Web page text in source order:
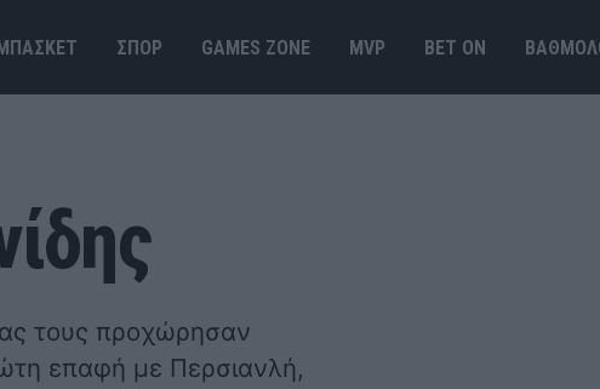
ΣΠΟΡ GAMES ΖΟΝΕ MVP BET ΟΝ
τους προχώρησαν
επαφή με Περσιανλή,